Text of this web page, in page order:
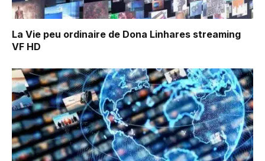
La Vie peu ordinaire de Dona Linhares streaming
VF HD